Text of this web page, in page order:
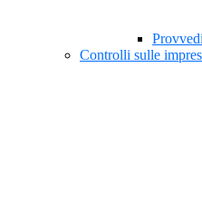
Controlli sulle